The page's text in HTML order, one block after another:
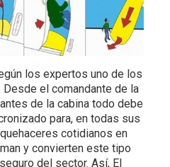
los expertos uno de los
el comandante de la
de la cabina todo debe
para, en todas sus
cotidianos en
y convierten este tipo
del sector. Así, El